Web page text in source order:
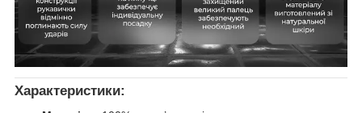
Характеристики: